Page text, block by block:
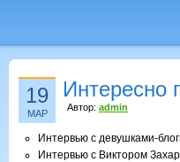
19
МАР
Интересно
Автор: admin
Интервью с девушками-
Интервью с Виктором